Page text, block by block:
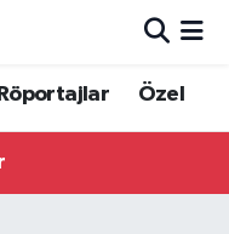
Röportajlar Özel